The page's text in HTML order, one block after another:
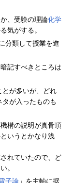
、受験の理論化学
気がする。
分類して授業を進
記すべきところは
とが多いが、どれ
が入ったものも
構の説明が真骨頂
いうとかなり浅
れていたので、ど
。
子論 」を主軸に据